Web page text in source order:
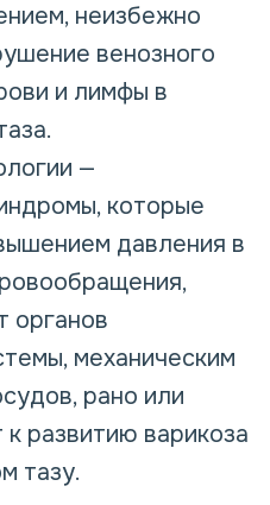
неизбежно
венозного
и лимфы в
—
которые
давления в
органов
механическим
рано или
развитию варикоза
тазу.